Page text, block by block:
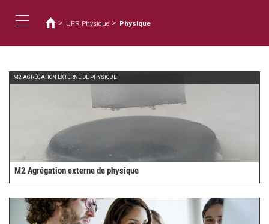
容
navigation
在
這
裡
> UFR Physique > Physique
M2 AGRÉGATION EXTERNE DE PHYSIQUE
M2 Agrégation externe de physique